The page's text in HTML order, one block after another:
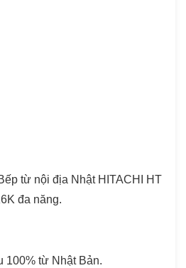
từ nội địa Nhật HITACHI HT
đa năng.
100% từ Nhật Bản.